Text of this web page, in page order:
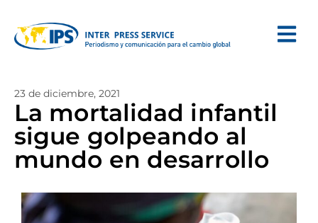
23 de diciembre, 2021
La mortalidad infantil
sigue golpeando al
mundo en desarrollo